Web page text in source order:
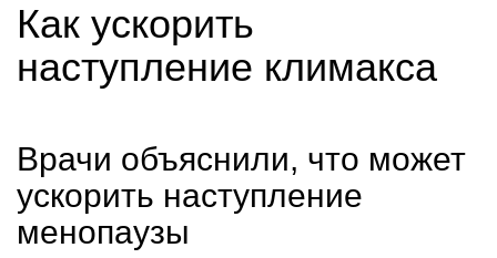
Как ускорить
наступление климакса
Врачи объяснили, что может
ускорить наступление
менопаузы